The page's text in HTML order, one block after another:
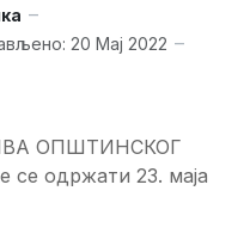
20 Мај 2022
ОПШТИНСКОГ
одржати 23. маја